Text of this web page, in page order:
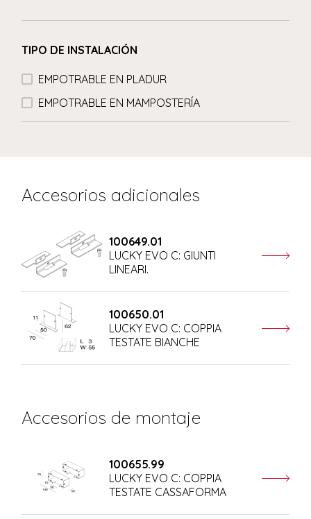
TIPO DE INSTALACIÓN
EMPOTRABLE EN PLADUR
EMPOTRABLE EN MAMPOSTERÍA
Accesorios adicionales
100649.01
LUCKY EVO C: GIUNTI
LINEARI.
100650.01
LUCKY EVO C: COPPIA
TESTATE BIANCHE
Accesorios de montaje
100655.99
LUCKY EVO C: COPPIA
TESTATE CASSAFORMA